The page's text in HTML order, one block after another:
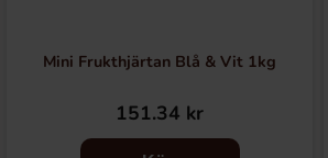
Mini Frukthjärtan Blå & Vit 1kg
151.34 kr